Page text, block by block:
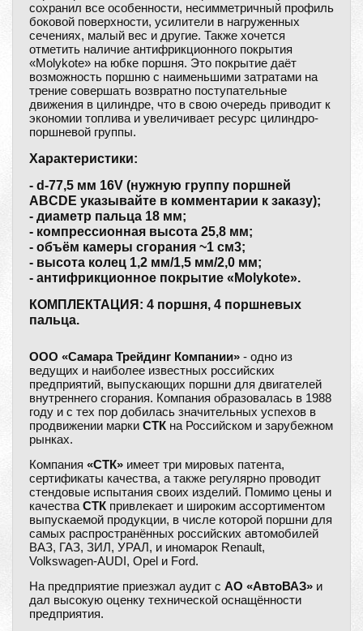
сохранил все особенности, несимметричный профиль
боковой поверхности, усилители в нагруженных
сечениях, малый вес и другие. Также хочется
отметить наличие антифрикционного покрытия
«Molykote» на юбке поршня. Это покрытие даёт
возможность поршню с наименьшими затратами на
трение совершать возвратно поступательные
движения в цилиндре, что в свою очередь приводит к
экономии топлива и увеличивает ресурс цилиндро-
поршневой группы.
Характеристики:
- d-77,5 мм 16V (нужную группу поршней
ABCDE указывайте в комментарии к заказу);
- диаметр пальца 18 мм;
- компрессионная высота 25,8 мм;
- объём камеры сгорания ~1 см3;
- высота колец 1,2 мм/1,5 мм/2,0 мм;
- антифрикционное покрытие «Molykote».
КОМПЛЕКТАЦИЯ: 4 поршня, 4 поршневых
пальца.
ООО «Самара Трейдинг Компании» - одно из
ведущих и наиболее известных российских
предприятий, выпускающих поршни для двигателей
внутреннего сгорания. Компания образовалась в 1988
году и с тех пор добилась значительных успехов в
продвижении марки СТК на Российском и зарубежном
рынках.
Компания «СТК» имеет три мировых патента,
сертификаты качества, а также регулярно проводит
стендовые испытания своих изделий. Помимо цены и
качества СТК привлекает и широким ассортиментом
выпускаемой продукции, в числе которой поршни для
самых распространённых российских автомобилей
ВАЗ, ГАЗ, ЗИЛ, УРАЛ, и иномарок Renault,
Volkswagen-AUDI, Opel и Ford.
На предприятие приезжал аудит с АО «АвтоВАЗ» и
дал высокую оценку технической оснащённости
предприятия.